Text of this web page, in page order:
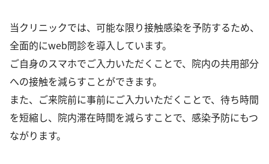
当クリニックでは、可能な限り接触感染を予防するため、
全面的にweb問診を導入しています。
ご自身のスマホでご入力いただくことで、院内の共用部分
への接触を減らすことができます。
また、ご来院前に事前にご入力いただくことで、待ち時間
を短縮し、院内滞在時間を減らすことで、感染予防にもつ
ながります。